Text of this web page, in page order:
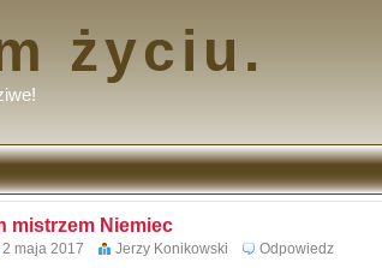
życiu.
mistrzem Niemiec
2 maja 2017 Jerzy Konikowski Odpowiedz